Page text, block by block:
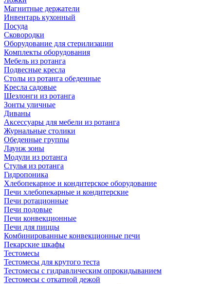
Магнитные держатели
Инвентарь кухонный
Посуда
Сковородки
Оборудование для стерилизации
Комплекты оборудования
Мебель из ротанга
Подвесные кресла
Столы из ротанга обеденные
Кресла садовые
Шезлонги из ротанга
Зонты уличные
Диваны
Аксессуары для мебели из ротанга
Журнальные столики
Обеденные группы
Лаунж зоны
Модули из ротанга
Стулья из ротанга
Гидропоника
Хлебопекарное и кондитерское оборудование
Печи хлебопекарные и кондитерские
Печи ротационные
Печи подовые
Печи конвекционные
Печи для пиццы
Комбинированные конвекционные печи
Пекарские шкафы
Тестомесы
Тестомесы для крутого теста
Тестомесы с гидравлическим опрокидыванием
Тестомесы с откатной дежой